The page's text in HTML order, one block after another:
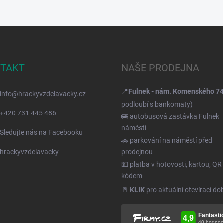
info@hrackyvzdelavacky.cz
+420 731 445 486
Sledujte nás na Facebooku
hrackyvzdelavacky
NAŠE PRODEJNA
📍Fulnek - nám. Komenského 74
podloubí s bankomaty)
🚌 autobusová zastávka Fulnek
náměstí
🚗 parkování na náměstí před
prodejnou
💵 platba v hotovosti, kartou, QR
kódem
🚪 KLIK pro aktuální otevírací